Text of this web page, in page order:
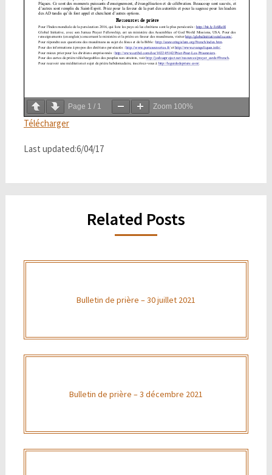
Page 1 / 1 Zoom 100%
Télécharger
Last updated:6/04/17
Related Posts
Bulletin de prière – 30 juillet 2021
Bulletin de prière – 3 décembre 2021